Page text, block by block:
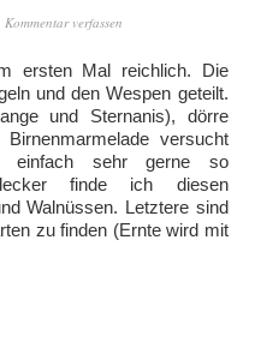
Kommentar verfassen
ersten Mal reichlich. Die
und den Wespen geteilt.
und Sternanis), dörre
versucht
sehr gerne so
lecker finde ich diesen
Walnüssen. Letztere sind
zu finden (Ernte wird mit